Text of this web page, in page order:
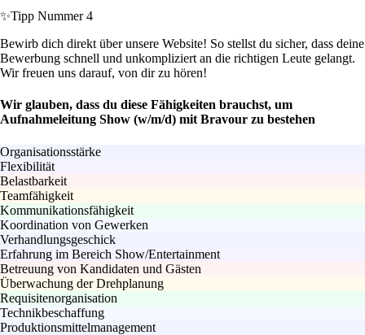
✨Tipp Nummer 4
Bewirb dich direkt über unsere Website! So stellst du sicher, dass deine
Bewerbung schnell und unkompliziert an die richtigen Leute gelangt.
Wir freuen uns darauf, von dir zu hören!
Wir glauben, dass du diese Fähigkeiten brauchst, um
Aufnahmeleitung Show (w/m/d) mit Bravour zu bestehen
Organisationsstärke
Flexibilität
Belastbarkeit
Teamfähigkeit
Kommunikationsfähigkeit
Koordination von Gewerken
Verhandlungsgeschick
Erfahrung im Bereich Show/Entertainment
Betreuung von Kandidaten und Gästen
Überwachung der Drehplanung
Requisitenorganisation
Technikbeschaffung
Produktionsmittelmanagement